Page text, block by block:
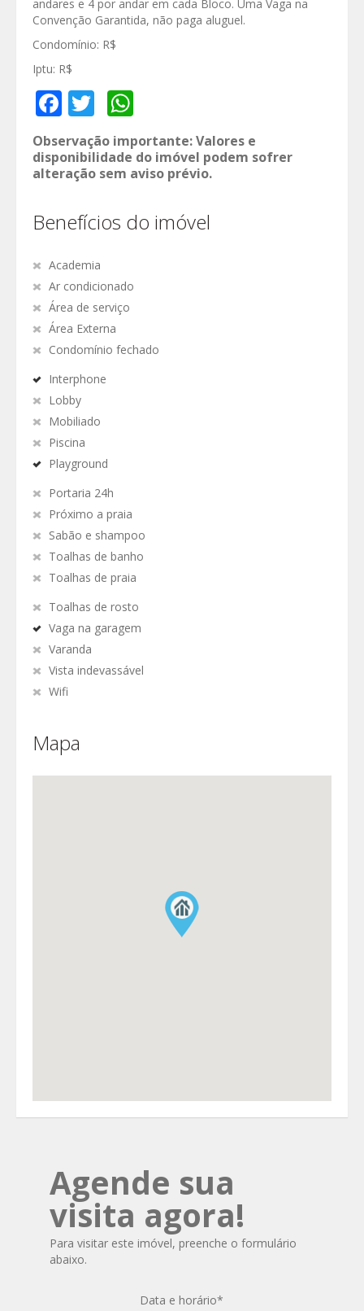
andares e 4 por andar em cada Bloco. Uma Vaga na
Convenção Garantida, não paga aluguel.
Condomínio: R$
Iptu: R$
Facebook
Twitter
Observação importante: Valores e
disponibilidade do imóvel podem sofrer
alteração sem aviso prévio.
Benefícios do imóvel
Academia
Ar condicionado
Área de serviço
Área Externa
Condomínio fechado
Interphone
Lobby
Mobiliado
Piscina
Playground
Portaria 24h
Próximo a praia
Sabão e shampoo
Toalhas de banho
Toalhas de praia
Toalhas de rosto
Vaga na garagem
Varanda
Vista indevassável
Wifi
Mapa
Agende sua
visita agora!
Para visitar este imóvel, preenche o formulário
abaixo.
Data e horário*